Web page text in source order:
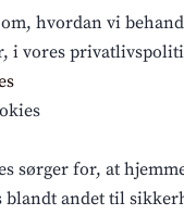
hvordan vi
i vores
sørger for, at
blandt andet til